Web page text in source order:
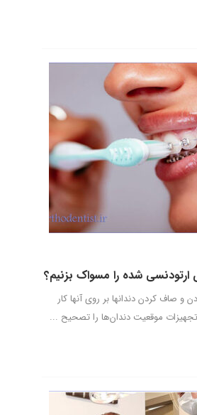
شده را مسواک بزنیم؟
و صاف کردن دندان­ها بر روی آنها کار
موقعیت دندان­‌ها را تصحیح ...